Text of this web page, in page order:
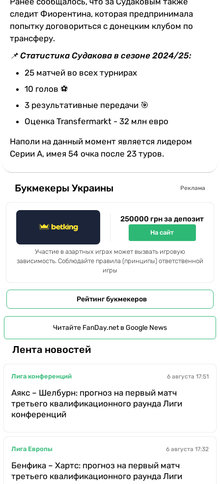
следит Фиорентина, которая предпринимала
попытку договориться с донецким клубом по
трансферу.
📌 Статистика Судакова в сезоне 2024/25:
25 матчей во всех турнирах
10 голов ⚽
3 результативные передачи 🎯
Оценка Transfermarkt - 32 млн евро
Наполи на данный момент является лидером
Серии А, имея 54 очка после 23 туров.
Букмекеры Украины Реклама
250000 грн за депозит
На сайт
Участие в азартных играх может вызвать игровую
зависимость. Соблюдайте правила (принципы) ответственной
игры
Рейтинг букмекеров
Читайте FanDay.net в Google News
Лента новостей
Лига конференций 6 августа 17:51
Аякс – Шелбурн: прогноз на первый матч
третьего квалификационного раунда Лиги
конференций
Лига Европы 6 августа 17:32
Бенфика – Хартс: прогноз на первый матч
третьего квалификационного раунда Лиги